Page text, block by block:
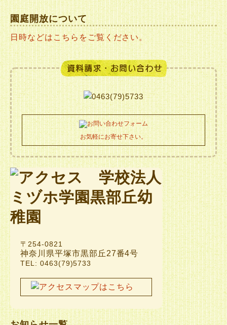
園庭開放について
日時などはこちらをご覧ください。
お気軽にお寄せ下さい。
〒254-0821
神奈川県平塚市黒部丘27番4号
TEL: 0463(79)5733